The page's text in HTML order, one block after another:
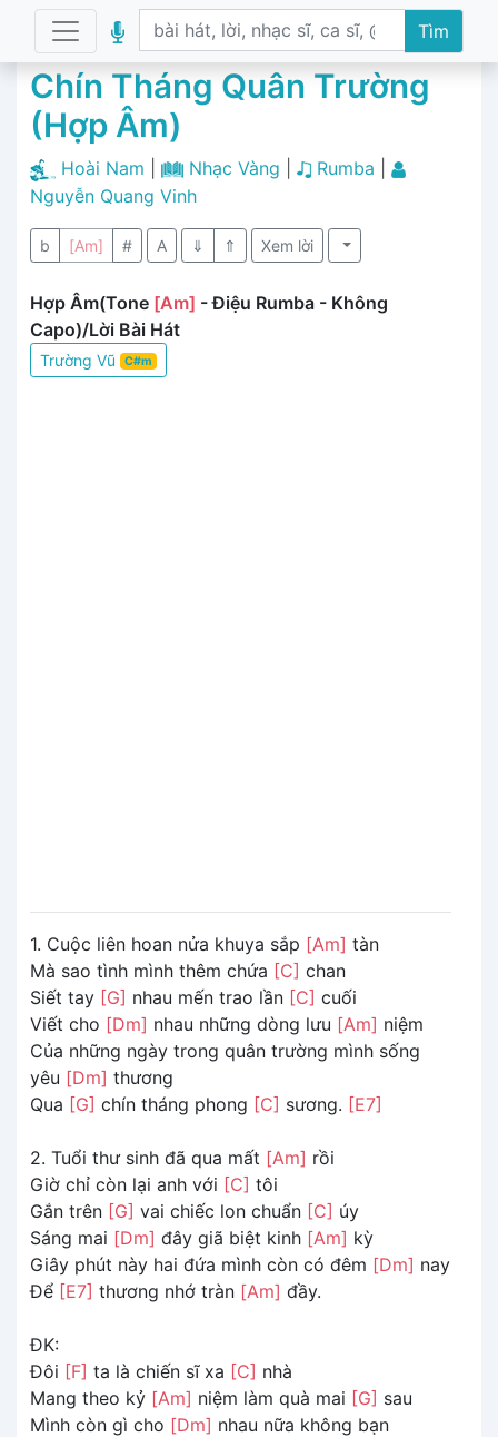
Tìm
Chín Tháng Quân Trường
(Hợp Âm)
Hoài Nam Nhạc Vàng Rumba
Nguyễn Quang Vinh
b [Am] # A ⇓ ⇑ Xem lời
Hợp Âm(Tone [Am] - Điệu Rumba - Không
Capo)/Lời Bài Hát
Trường Vũ C#m
1. Cuộc liên hoan nửa khuya sắp [Am] tàn
Mà sao tình mình thêm chứa [C] chan
Siết tay [G] nhau mến trao lần [C] cuối
Viết cho [Dm] nhau những dòng lưu [Am] niệm
Của những ngày trong quân trường mình sống
yêu [Dm] thương
Qua [G] chín tháng phong [C] sương. [E7]
2. Tuổi thư sinh đã qua mất [Am] rồi
Giờ chỉ còn lại anh với [C] tôi
Gắn trên [G] vai chiếc lon chuẩn [C] úy
Sáng mai [Dm] đây giã biệt kinh [Am] kỳ
Giây phút này hai đứa mình còn có đêm [Dm] nay
Để [E7] thương nhớ tràn [Am] đầy.
ĐK:
Đôi [F] ta là chiến sĩ xa [C] nhà
Mang theo kỷ [Am] niệm làm quà mai [G] sau
Mình còn gì cho [Dm] nhau nữa không bạn